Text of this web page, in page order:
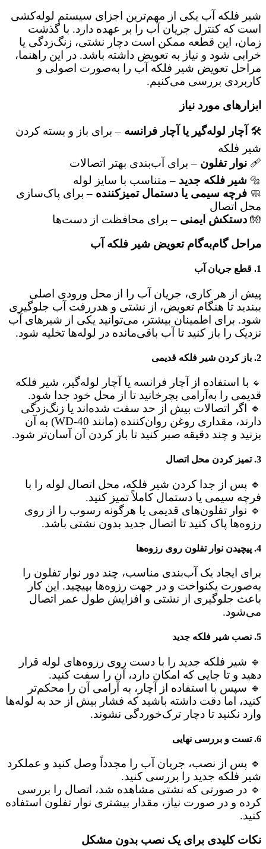
شیر فلکه آب یکی از مهم‌ترین اجزای سیستم لوله‌کشی
است که کنترل جریان آب را بر عهده دارد. با گذشت
زمان، این قطعه ممکن است دچار نشتی، زنگ‌زدگی یا
خرابی شود و نیاز به تعویض داشته باشد. در این راهنما،
مراحل تعویض شیر فلکه آب را به‌صورت اصولی و
کاربردی بررسی می‌کنیم.
ابزارهای مورد نیاز
🛠 آچار لوله‌گیر یا آچار فرانسه – برای باز و بسته کردن
شیر فلکه
🩹 نوار تفلون – برای آب‌بندی بهتر اتصالات
🔩 شیر فلکه جدید – متناسب با سایز لوله
🧼 فرچه سیمی یا دستمال تمیزکننده – برای پاک‌سازی
محل اتصال
🧤 دستکش ایمنی – برای محافظت از دست‌ها
مراحل گام‌به‌گام تعویض شیر فلکه آب
1. قطع جریان آب
پیش از هر کاری، جریان آب را از محل ورودی اصلی
ببندید تا هنگام تعویض، از نشتی و هدررفت آب جلوگیری
شود. برای اطمینان بیشتر، می‌توانید یکی از شیرهای آب
نزدیک را باز کنید تا آب باقی‌مانده در لوله‌ها تخلیه شود.
2. باز کردن شیر فلکه قدیمی
🔹 با استفاده از آچار فرانسه یا آچار لوله‌گیر، شیر فلکه
قدیمی را به‌آرامی بچرخانید تا از محل خود جدا شود.
🔹 اگر اتصالات بیش از حد سفت شده‌اند یا زنگ‌زدگی
دارند، مقداری روغن روان‌کننده (مانند WD-40) به آن
بزنید و چند دقیقه صبر کنید تا باز کردن آن آسان‌تر شود.
3. تمیز کردن محل اتصال
🔹 پس از جدا کردن شیر فلکه، محل اتصال لوله را با
فرچه سیمی یا دستمال کاملاً تمیز کنید.
🔹 نوار تفلون‌های قدیمی یا هرگونه رسوب را از روی
رزوه‌ها پاک کنید تا اتصال جدید بدون نشتی باشد.
4. پیچیدن نوار تفلون روی رزوه‌ها
برای ایجاد یک آب‌بندی مناسب، چند دور نوار تفلون را
به‌صورت یکنواخت و در جهت رزوه‌ها بپیچید. این کار
باعث جلوگیری از نشتی و افزایش طول عمر اتصال
می‌شود.
5. نصب شیر فلکه جدید
🔹 شیر فلکه جدید را با دست روی رزوه‌های لوله قرار
دهید و تا جایی که امکان دارد، آن را سفت کنید.
🔹 سپس با استفاده از آچار، به‌ آرامی آن را محکم‌تر
کنید، اما دقت داشته باشید که فشار بیش از حد به لوله‌ها
وارد نکنید تا دچار ترک‌خوردگی نشوند.
6. تست و بررسی نهایی
🔹 پس از نصب، جریان آب را مجدداً وصل کنید و عملکرد
شیر فلکه جدید را بررسی کنید.
🔹 در صورتی که نشتی مشاهده شد، اتصال را بررسی
کرده و در صورت نیاز، مقدار بیشتری نوار تفلون استفاده
کنید.
نکات کلیدی برای یک نصب بدون مشکل